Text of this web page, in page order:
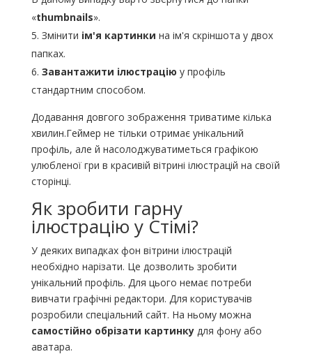
«thumbnails».
Змінити ім'я картинки на ім'я скріншота у двох
папках.
Завантажити ілюстрацію у профіль
стандартним способом.
Додавання довгого зображення триватиме кілька
хвилин.Геймер не тільки отримає унікальний
профіль, але й насолоджуватиметься графікою
улюбленої гри в красивій вітрині ілюстрацій на своїй
сторінці.
Як зробити гарну
ілюстрацію у Стімі?
У деяких випадках фон вітрини ілюстрацій
необхідно нарізати. Це дозволить зробити
унікальний профіль. Для цього немає потреби
вивчати графічні редактори. Для користувачів
розробили спеціальний сайт. На ньому можна
самостійно обрізати картинкудля фону або
аватара.